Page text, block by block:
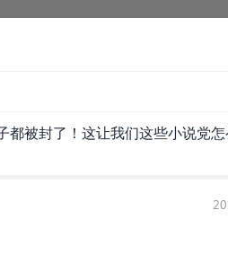
被封了！这让我们这些小说党